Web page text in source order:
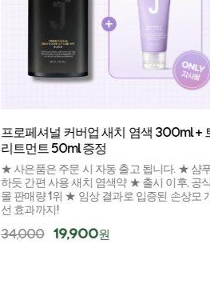
프로페셔널 커버업 새치 염색 300ml + 트
리트먼트 50ml 증정
★ 사은품은 주문 시 자동 출고 됩니다. ★ 샴푸
하듯 간편 사용 새치 염색약 ★ 출시 이후, 공식
몰 판매량 1위 ★ 임상 결과로 입증된 손상모 개
선 효과까지!
34,000 19,900원